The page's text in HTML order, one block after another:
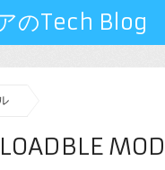
のTech Blog